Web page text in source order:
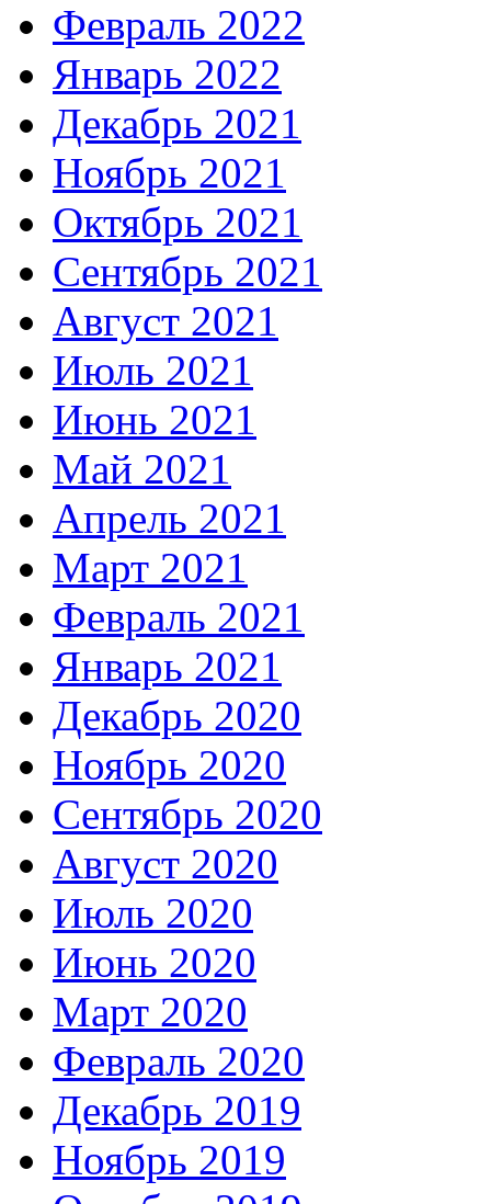
Февраль 2022
Январь 2022
Декабрь 2021
Ноябрь 2021
Октябрь 2021
Сентябрь 2021
Август 2021
Июль 2021
Июнь 2021
Май 2021
Апрель 2021
Март 2021
Февраль 2021
Январь 2021
Декабрь 2020
Ноябрь 2020
Сентябрь 2020
Август 2020
Июль 2020
Июнь 2020
Март 2020
Февраль 2020
Декабрь 2019
Ноябрь 2019